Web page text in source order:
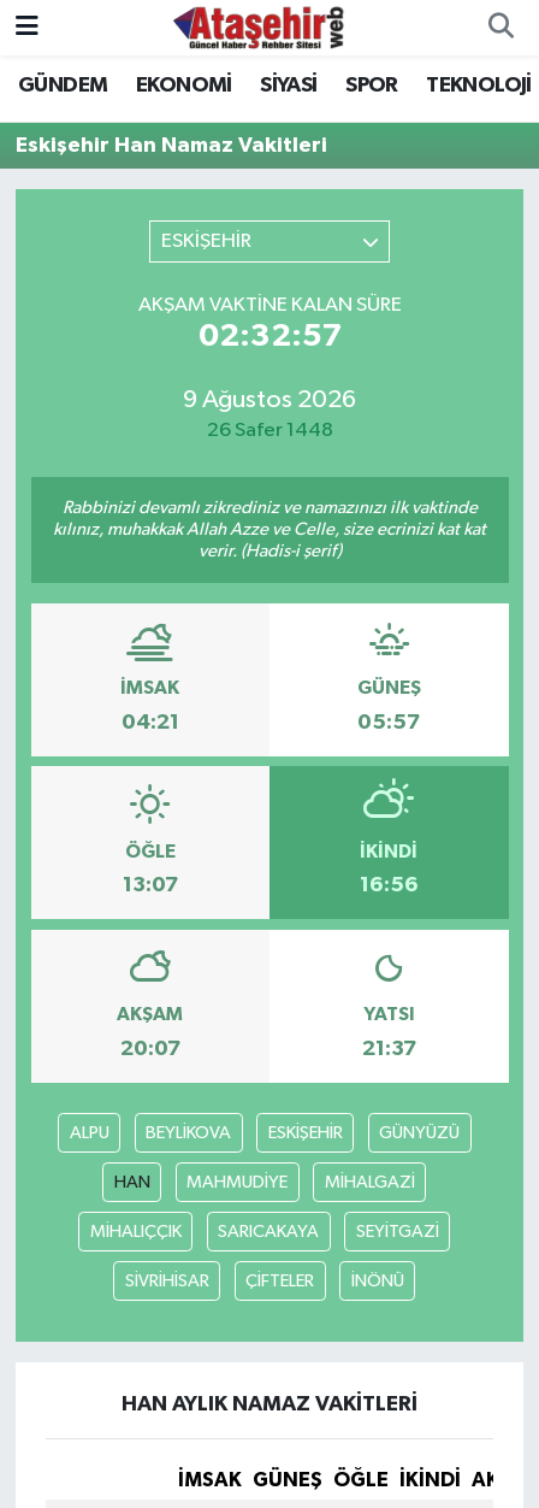
GÜNDEM EKONOMİ SİYASİ SPOR TEKNOLOJİ
Eskişehir Han Namaz Vakitleri
ESKİŞEHİR
AKŞAM VAKTINE KALAN SÜRE
02:32:57
9 Ağustos 2026
26 Safer 1448
Rabbinizi devamlı zikrediniz ve namazınızı ilk vaktinde
kılınız, muhakkak Allah Azze ve Celle, size ecrinizi kat kat
verir. (Hadis-i şerif)
İMSAK
04:21
GÜNEŞ
05:57
ÖĞLE
13:07
İKINDI
16:56
AKŞAM
20:07
YATSI
21:37
ALPU BEYLİKOVA ESKİŞEHİR GÜNYÜZÜ
HAN MAHMUDİYE MİHALGAZİ
MİHALIÇÇIK SARICAKAYA SEYİTGAZİ
SİVRİHİSAR ÇİFTELER İNÖNÜ
HAN AYLIK NAMAZ VAKITLERI
İMSAK GÜNEŞ ÖĞLE İKINDI
Hava Durumu
Trafik Durumu
Son Dakika Haberleri